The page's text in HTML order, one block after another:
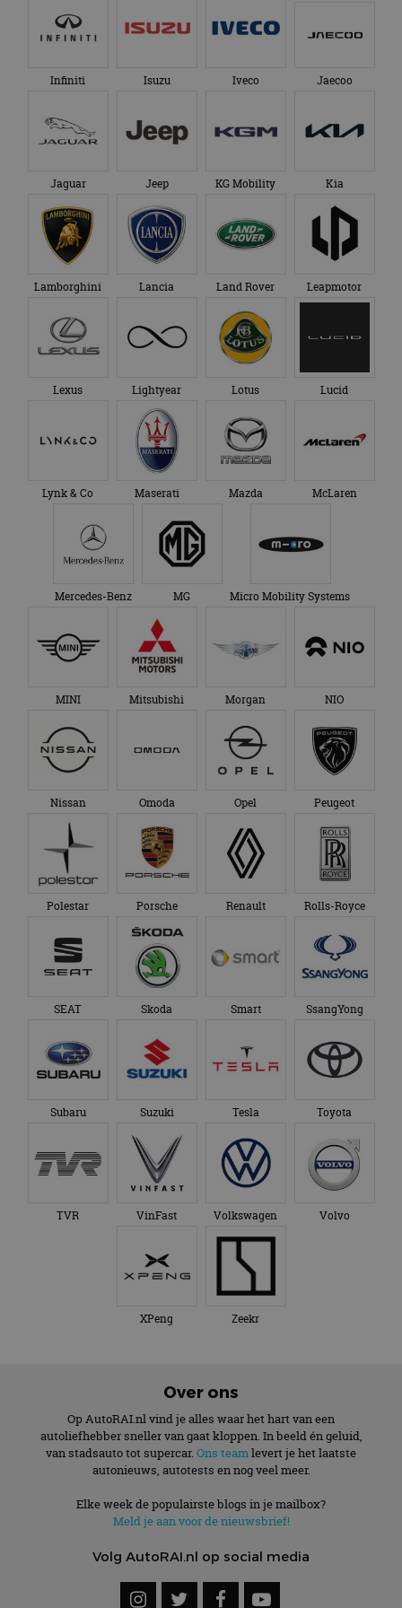
Infiniti Isuzu Iveco Jaecoo
Jaguar Jeep KG Mobility Kia
Lamborghini Lancia Land Rover Leapmotor
Lexus Lightyear Lotus Lucid
Lynk & Co Maserati Mazda McLaren
Mercedes-Benz MG Micro Mobility Systems
MINI Mitsubishi Morgan NIO
Nissan Omoda Opel Peugeot
Polestar Porsche Renault Rolls-Royce
SEAT Skoda Smart SsangYong
Subaru Suzuki Tesla Toyota
TVR VinFast Volkswagen Volvo
XPeng Zeekr
Over ons
Op AutoRAI.nl vind je alles waar het hart van een
autoliefhebber sneller van gaat kloppen. In beeld én geluid,
van stadsauto tot supercar. Ons teamlevert je het laatste
autonieuws, autotests en nog veel meer.
Elke week de populairste blogs in je mailbox?
Meld je aan voor de nieuwsbrief!
Volg AutoRAI.nl op social media